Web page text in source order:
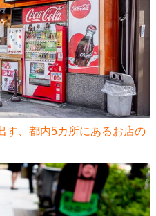
す、都内5カ所にあるお店の